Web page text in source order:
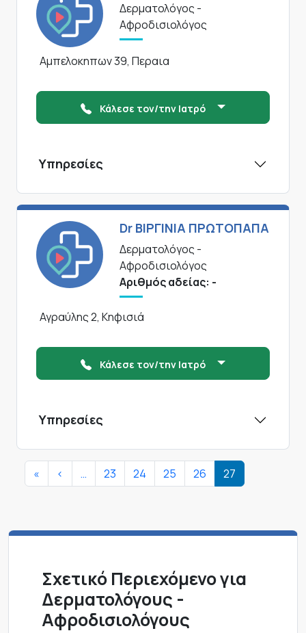
Δερματολόγος -
Αφροδισιολόγος
Αμπελοκηπων 39, Περαια
Κάλεσε τον/την Ιατρό
Υπηρεσίες
Dr ΒΙΡΓΙΝΙΑ ΠΡΩΤΟΠΑΠΑ
Δερματολόγος -
Αφροδισιολόγος
Αριθμός αδείας: -
Αγραύλης 2, Κηφισιά
Κάλεσε τον/την Ιατρό
Υπηρεσίες
Σελιδοποίηση
« First page
< Προηγούμενη σελίδα
… 23 24 25 26 27
Σχετικό Περιεχόμενο για
Δερματολόγους -
Αφροδισιολόγους